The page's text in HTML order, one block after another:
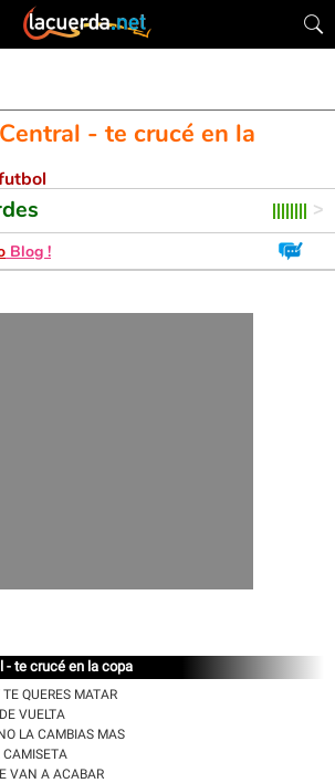
- te crucé en la
Blog !
- te crucé en la copa
QUERES MATAR
VUELTA
LA CAMBIAS MAS
CAMISETA
VAN A ACABAR